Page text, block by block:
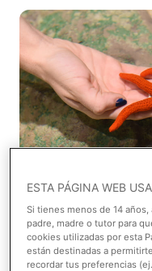
Ver en el mapa
ESTA PÁGINA WEB
Si tienes menos de 14
padre, madre o tutor para
cookies utilizadas por esta
están destinadas a
recordar tus preferencias